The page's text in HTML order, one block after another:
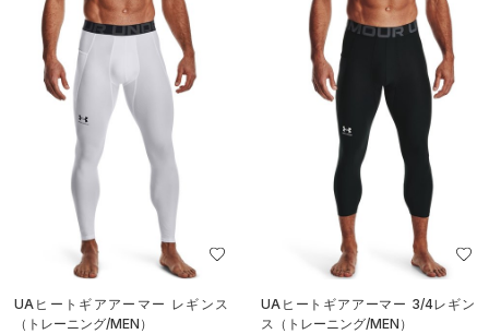
UAヒートギアアーマー レギンス
（トレーニング/MEN）
UAヒートギアアーマー 3/4レギン
ス（トレーニング/MEN）